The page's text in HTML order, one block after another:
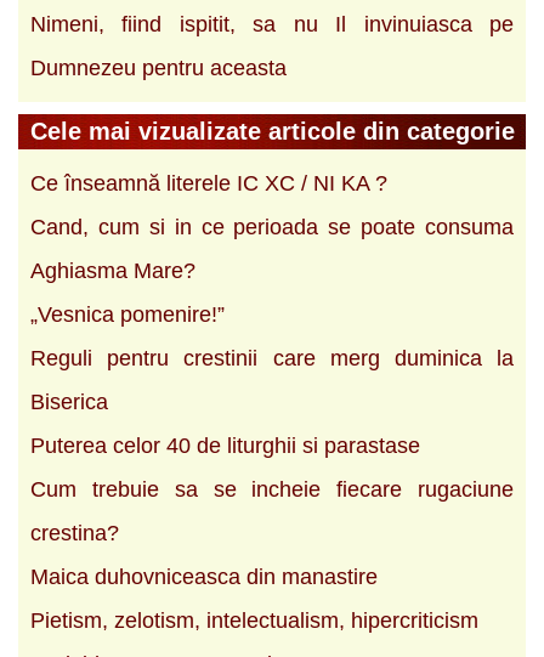
Nimeni, fiind ispitit, sa nu Il invinuiasca pe
Dumnezeu pentru aceasta
Cele mai vizualizate articole din categorie
Ce înseamnă literele IC XC / NI KA ?
Cand, cum si in ce perioada se poate consuma
Aghiasma Mare?
„Vesnica pomenire!”
Reguli pentru crestinii care merg duminica la
Biserica
Puterea celor 40 de liturghii si parastase
Cum trebuie sa se incheie fiecare rugaciune
crestina?
Maica duhovniceasca din manastire
Pietism, zelotism, intelectualism, hipercriticism